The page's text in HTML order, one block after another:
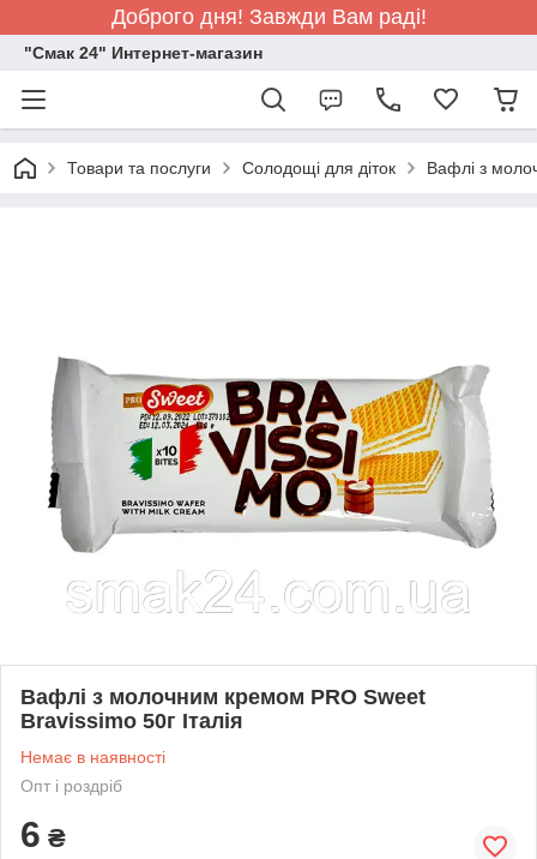
Доброго дня! Завжди Вам раді!
"Смак 24" Интернет-магазин
Товари та послуги Солодощі для діток Вафлі з
Вафлі з молочним кремом PRO Sweet
Bravissimo 50г Італія
Немає в наявності
Опт і роздріб
6 ₴